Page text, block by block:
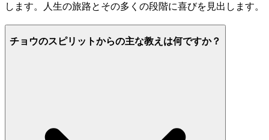
します。人生の旅路とその多くの段階に喜びを見出します。
チョウのスピリットからの主な教えは何ですか？